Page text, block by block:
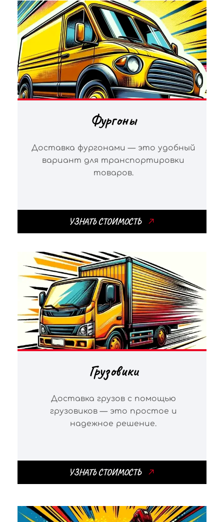
Фургоны
Доставка фургонами — это удобный
вариант для транспортировки
товаров.
УЗНАТЬ СТОИМОСТЬ
Грузовики
Доставка грузов с помощью
грузовиков — это простое и
надежное решение.
УЗНАТЬ СТОИМОСТЬ